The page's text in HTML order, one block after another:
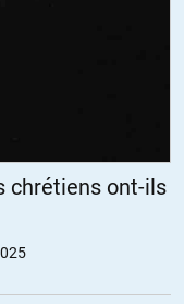
chrétiens ont-ils